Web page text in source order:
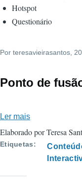
Hotspot
Questionário
Por teresavieirasantos ,
Ponto de
Ler mais
Ponto
de
fusão
Elaborado por Teresa
Etiquetas